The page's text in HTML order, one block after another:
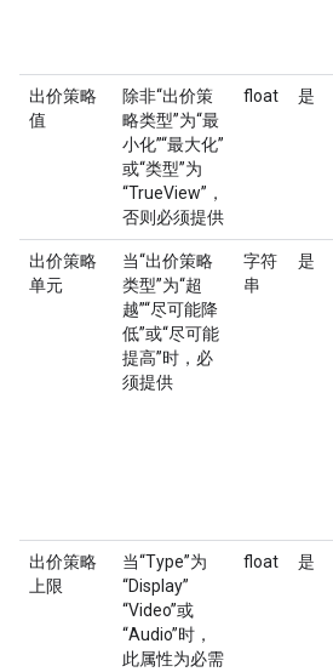
出价策略
值
除非“出价策
略类型”为“最
小化”“最大化”
或“类型”为
“TrueView”，
否则必须提供
float 是
出价策略
单元
当“出价策略
类型”为“超
越”“尽可能降
低”或“尽可能
提高”时，必
须提供
字符
串
是
出价策略
上限
当“Type”为
“Display”
“Video”或
“Audio”时，
此属性为必需
float 是